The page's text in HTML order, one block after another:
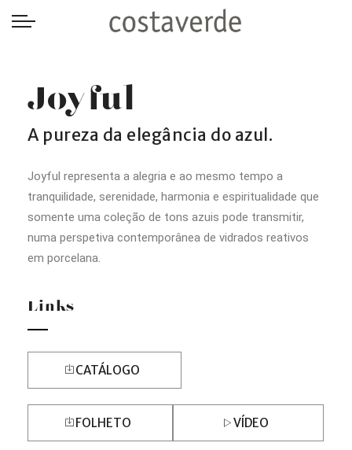
Joyful
A pureza da elegância do azul.
Joyful representa a alegria e ao mesmo tempo a
tranquilidade, serenidade, harmonia e espiritualidade que
somente uma coleção de tons azuis pode transmitir,
numa perspetiva contemporânea de vidrados reativos
em porcelana.
Links
CATÁLOGO
FOLHETO VÍDEO